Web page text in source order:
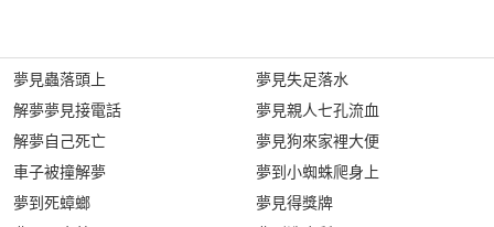
夢見蟲落頭上
解夢夢見接電話
解夢自己死亡
車子被撞解夢
夢到死蟑螂
夢見失足落水
夢見親人七孔流血
夢見狗來家裡大便
夢到小蜘蛛爬身上
夢見得獎牌